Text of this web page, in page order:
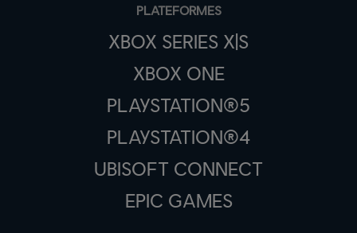
PLATEFORMES
XBOX SERIES X|S
XBOX ONE
PLAYSTATION®5
PLAYSTATION®4
UBISOFT CONNECT
EPIC GAMES